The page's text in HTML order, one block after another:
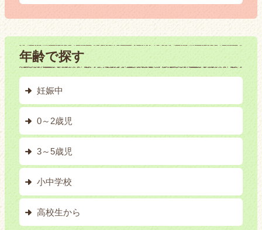
年齢で探す
妊娠中
0～2歳児
3～5歳児
小中学校
高校生から